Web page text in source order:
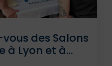
des Salons
à Lyon et à